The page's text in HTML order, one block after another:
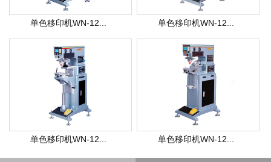
单色移印机WN-12... 单色移印机WN-12...
单色移印机WN-12... 单色移印机WN-12...